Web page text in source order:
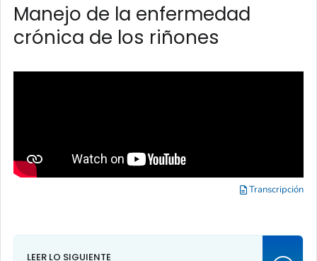
Manejo de la enfermedad
crónica de los riñones
Transcripción